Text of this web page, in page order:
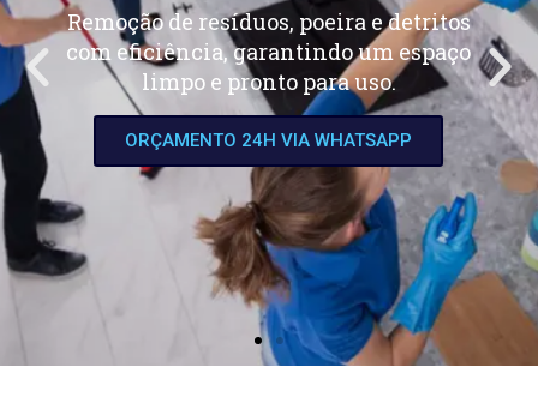
Remoção de resíduos, poeira e detritos
com eficiência, garantindo um espaço
limpo e pronto para uso.
ORÇAMENTO 24H VIA WHATSAPP